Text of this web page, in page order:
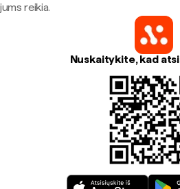
jums reikia.
Nuskaitykite, kad